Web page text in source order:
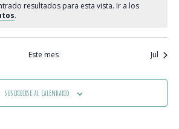
resultados para esta vista. Ir a los
.
Este mes Jul
Suscribirse al calendario